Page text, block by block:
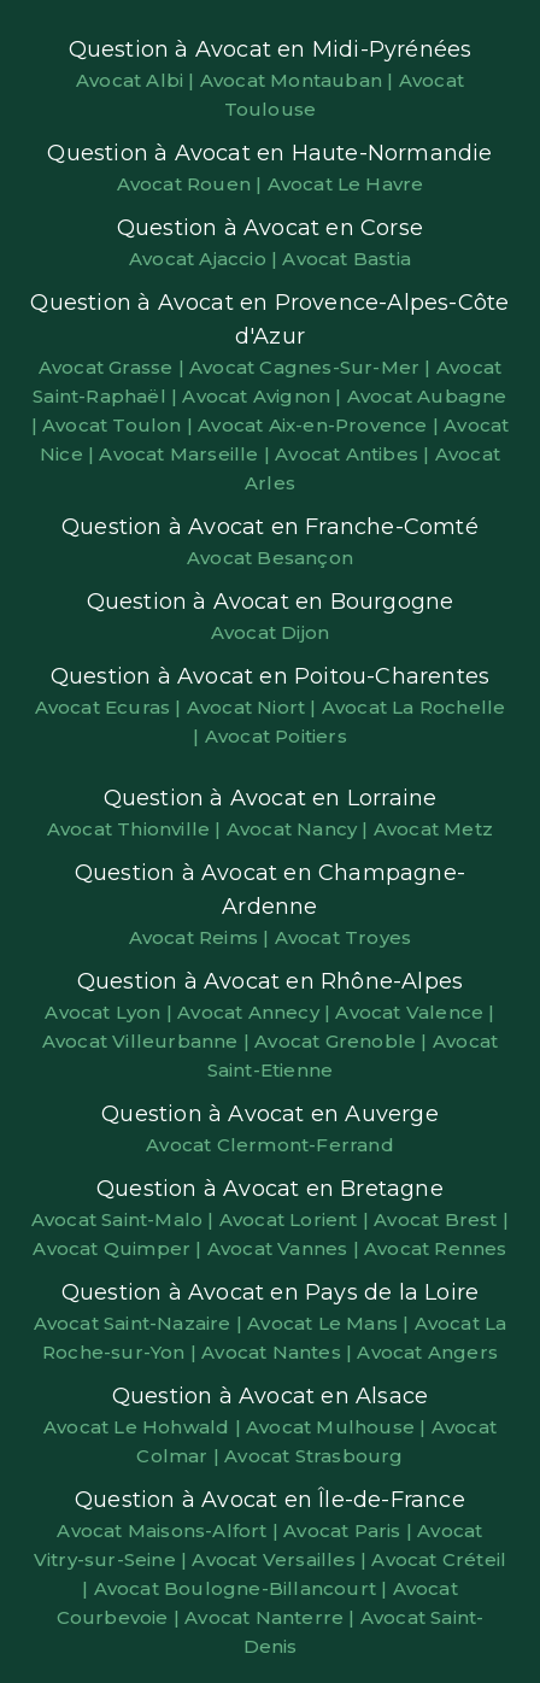
Question à Avocat en Midi-Pyrénées
Avocat Albi | Avocat Montauban | Avocat
Toulouse
Question à Avocat en Haute-Normandie
Avocat Rouen | Avocat Le Havre
Question à Avocat en Corse
Avocat Ajaccio |Avocat Bastia
Question à Avocat en Provence-Alpes-Côte
d'Azur
Avocat Grasse |Avocat Cagnes-Sur-Mer | Avocat
Saint-Raphaël |Avocat Avignon | Avocat Aubagne
| Avocat Toulon |Avocat Aix-en-Provence |Avocat
Nice |Avocat Marseille |Avocat Antibes | Avocat
Arles
Question à Avocat en Franche-Comté
Avocat Besançon
Question à Avocat en Bourgogne
Avocat Dijon
Question à Avocat en Poitou-Charentes
Avocat Ecuras | Avocat Niort | Avocat La Rochelle
| Avocat Poitiers
Question à Avocat en Lorraine
Avocat Thionville | Avocat Nancy | Avocat Metz
Question à Avocat en Champagne-
Ardenne
Avocat Reims | Avocat Troyes
Question à Avocat en Rhône-Alpes
Avocat Lyon |Avocat Annecy |Avocat Valence |
Avocat Villeurbanne |Avocat Grenoble | Avocat
Saint-Etienne
Question à Avocat en Auverge
Avocat Clermont-Ferrand
Question à Avocat en Bretagne
Avocat Saint-Malo | Avocat Lorient |Avocat Brest |
Avocat Quimper | Avocat Vannes | Avocat Rennes
Question à Avocat en Pays de la Loire
Avocat Saint-Nazaire |Avocat Le Mans | Avocat La
Roche-sur-Yon |Avocat Nantes |Avocat Angers
Question à Avocat en Alsace
Avocat Le Hohwald |Avocat Mulhouse | Avocat
Colmar |Avocat Strasbourg
Question à Avocat en Île-de-France
Avocat Maisons-Alfort |Avocat Paris |Avocat
Vitry-sur-Seine |Avocat Versailles |Avocat Créteil
| Avocat Boulogne-Billancourt | Avocat
Courbevoie |Avocat Nanterre | Avocat Saint-
Denis